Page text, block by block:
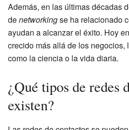
Además, en las últimas décadas
denetworkingse ha relacionado
ayudan a alcanzar el éxito. Hoy
crecido más allá de los negocios,
como la ciencia o la vida diaria.
¿Qué tipos de redes
existen?